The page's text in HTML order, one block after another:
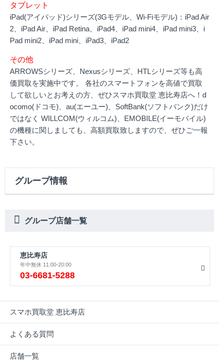
タブレット
iPad(アイパッド)シリーズ(3Gモデル、Wi-Fiモデル)：iPad Air
2、iPad Air、iPad Retina、iPad4、iPad mini4、iPad mini3、i
Pad mini2、iPad mini、iPad3、iPad2
その他
ARROWSシリーズ、Nexusシリーズ、HTLシリーズ等も高
価買取を実施中です。 各社のスマートフォンを高値で買取
して欲しいとお考えの方、ぜひスマホ買取堂 恵比寿店へ！d
ocomo(ドコモ)、au(エーユー)、SoftBank(ソフトバンク)だけ
ではなく WILLCOM(ウィルコム)、EMOBILE(イーモバイル)
の機種に関しましても、高額買取致しますので、ぜひご一報
下さい。
グループ情報
グループ店舗一覧
恵比寿店
年中無休 11:00-20:00
03-6681-5288
スマホ買取堂 恵比寿店
よくある質問
店舗一覧